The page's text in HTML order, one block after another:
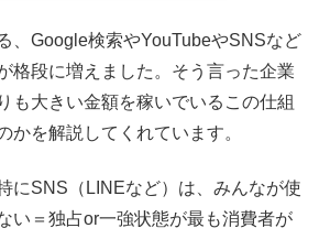
、Google検索やYouTubeやSNSなど
格段に増えました。そう言った企業
も大きい金額を稼いでいるこの仕組
かを解説してくれています。
にSNS（LINEなど）は、みんなが使
い＝独占or一強状態が最も消費者が